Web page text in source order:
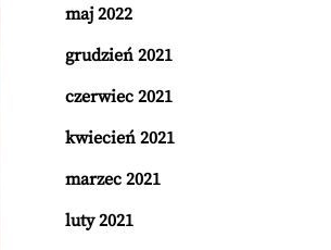
maj 2022
grudzień 2021
czerwiec 2021
kwiecień 2021
marzec 2021
luty 2021